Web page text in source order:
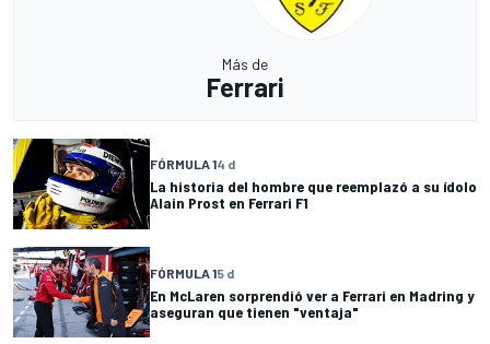
Más de
Ferrari
FÓRMULA 14 d
La historia del hombre que reemplazó a su ídolo
Alain Prost en Ferrari F1
FÓRMULA 15 d
En McLaren sorprendió ver a Ferrari en Madring y
aseguran que tienen "ventaja"